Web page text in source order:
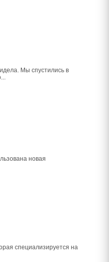
Мы спустились в
новая
специализируется на